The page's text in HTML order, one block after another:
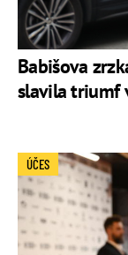
Babišova
slavila triumf
ÚČES